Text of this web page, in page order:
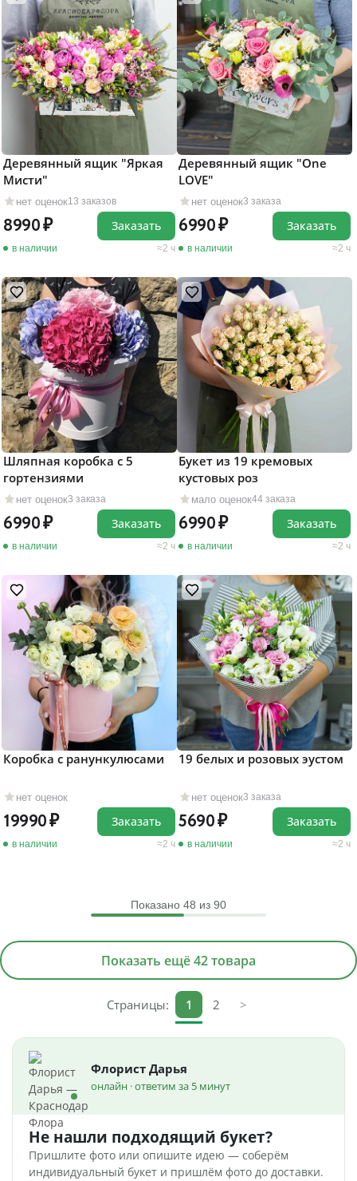
нет оценок13 заказов
Деревянный ящик "Яркая
Мисти"
8990
в наличии 2 ч
Заказать
нет оценок3 заказа
Деревянный ящик "One
LOVE"
6990
в наличии 2 ч
Заказать
нет оценок3 заказа
Шляпная коробка с 5
гортензиями
6990
в наличии 2 ч
Заказать
мало оценок44 заказа
Букет из 19 кремовых
кустовых роз
6990
в наличии 2 ч
Заказать
нет оценок
Коробка с ранункулюсами
19990
в наличии 2 ч
Заказать
нет оценок3 заказа
19 белых и розовых эустом
5690
в наличии 2 ч
Заказать
Показано 48 из 90
Показать ещё 42 товара
Страницы: 1 2 >
Флорист Дарья
онлайн · ответим за 5 минут
Не нашли подходящий букет?
Пришлите фото или опишите идею — соберём
индивидуальный букет и пришлём фото до доставки.